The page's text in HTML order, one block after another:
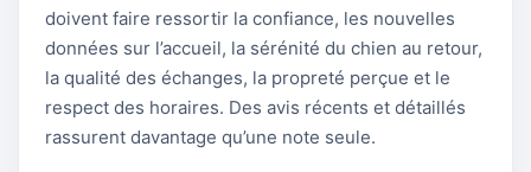
doivent faire ressortir la confiance, les nouvelles
données sur l’accueil, la sérénité du chien au retour,
la qualité des échanges, la propreté perçue et le
respect des horaires. Des avis récents et détaillés
rassurent davantage qu’une note seule.